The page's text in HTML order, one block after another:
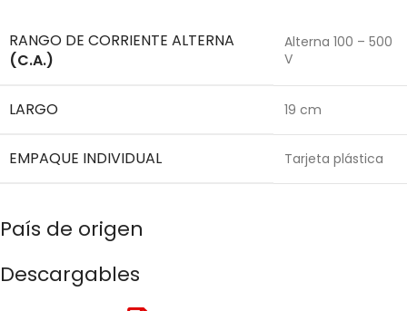
RANGO DE CORRIENTE ALTERNA
(C.A.)
Alterna 100 – 500
V
LARGO 19 cm
EMPAQUE INDIVIDUAL Tarjeta plástica
País de origen
Descargables